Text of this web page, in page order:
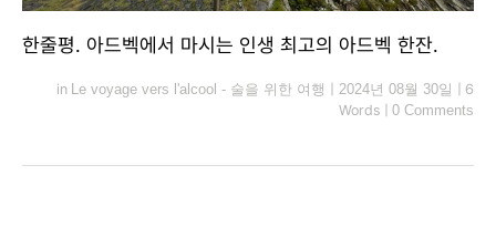
한줄평. 아드벡에서 마시는 인생 최고의 아드벡 한잔.
in Le voyage vers l'alcool - 술을 위한 여행 2024년 08월 30일
6
Words
0 Comments